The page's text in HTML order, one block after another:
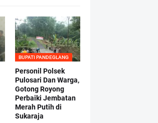
BUPATI PANDEGLANG
Personil Polsek
Pulosari Dan Warga,
Gotong Royong
Perbaiki Jembatan
Merah Putih di
Sukaraja